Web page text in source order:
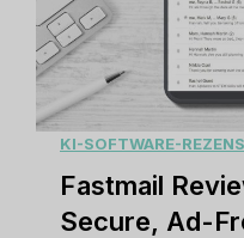
KI-SOFTWARE-
Fastmail
Secure, Ad-